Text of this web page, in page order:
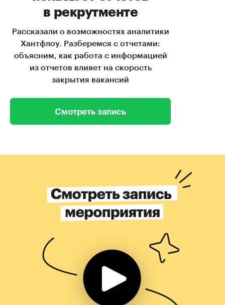
в рекрутменте
Рассказали о возможностях аналитики
Хантфлоу. Разберемся с отчетами:
объясним, как работа с информацией
из отчетов влияет на скорость
закрытия вакансий
Смотреть запись